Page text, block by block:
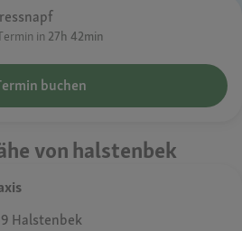
in 27h 42min
buchen
von halstenbek
Halstenbek